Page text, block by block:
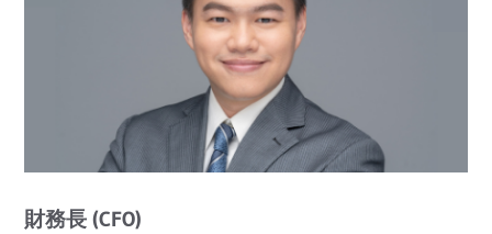
財務長 (CFO)